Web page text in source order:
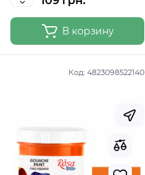
В корзину
Код: 4823098522140